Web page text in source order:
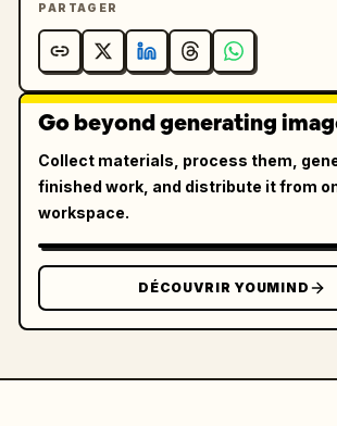
PARTAGER
Go beyond generating
Collect materials, process them,
finished work, and distribute it from
workspace.
DÉCOUVRIR YOUMIND